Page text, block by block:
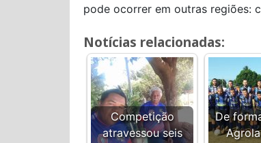
pode ocorrer em outras regiões:
Notícias relacionadas:
Competição
atravessou seis
De